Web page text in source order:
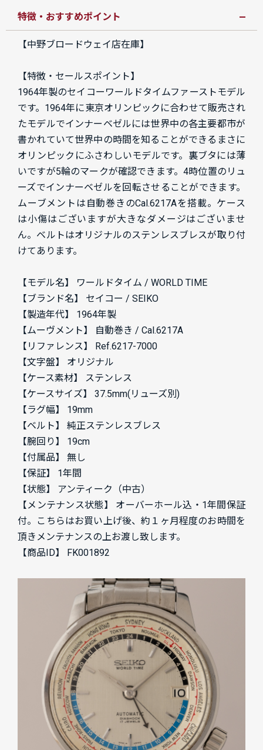
特徴・おすすめポイント
【中野ブロードウェイ店在庫】
【特徴・セールスポイント】
1964年製のセイコーワールドタイムファーストモデル
です。1964年に東京オリンピックに合わせて販売され
たモデルでインナーベゼルには世界中の各主要都市が
書かれていて世界中の時間を知ることができるまさに
オリンピックにふさわしいモデルです。裏ブタには薄
いですが5輪のマークが確認できます。4時位置のリュ
ーズでインナーベゼルを回転させることができます。
ムーブメントは自動巻きのCal.6217Aを搭載。ケース
は小傷はございますが大きなダメージはございませ
ん。ベルトはオリジナルのステンレスブレスが取り付
けてあります。
【モデル名】 ワールドタイム / WORLD TIME
【ブランド名】 セイコー / SEIKO
【製造年代】 1964年製
【ムーヴメント】 自動巻き / Cal.6217A
【リファレンス】 Ref.6217-7000
【文字盤】 オリジナル
【ケース素材】 ステンレス
【ケースサイズ】 37.5mm(リューズ別)
【ラグ幅】 19mm
【ベルト】 純正ステンレスブレス
【腕回り】 19cm
【付属品】 無し
【保証】 1年間
【状態】 アンティーク（中古）
【メンテナンス状態】 オーバーホール込・1年間保証
付。こちらはお買い上げ後、約１ヶ月程度のお時間を
頂きメンテナンスの上お渡し致します。
【商品ID】 FK001892